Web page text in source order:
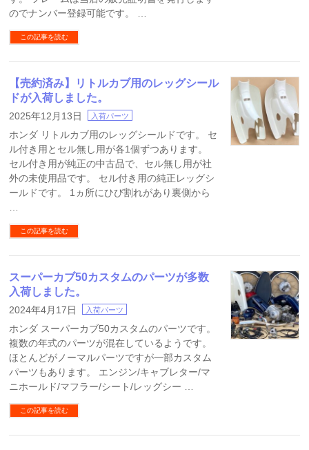
のでナンバー登録可能です。 …
この記事を読む
【売約済み】リトルカブ用のレッグシール
ドが入荷しました。
2025年12月13日 入荷パーツ
ホンダ リトルカブ用のレッグシールドです。 セ
ル付き用とセル無し用が各1個ずつあります。
セル付き用が純正の中古品で、セル無し用が社
外の未使用品です。 セル付き用の純正レッグシ
ールドです。 1ヵ所にひび割れがあり裏側から
この記事を読む
スーパーカブ50カスタムのパーツが多数
入荷しました。
2024年4月17日 入荷パーツ
ホンダ スーパーカブ50カスタムのパーツです。
複数の年式のパーツが混在しているようです。
ほとんどがノーマルパーツですが一部カスタム
パーツもあります。 エンジン/キャブレター/マ
ニホールド/マフラー/シート/レッグシー …
この記事を読む